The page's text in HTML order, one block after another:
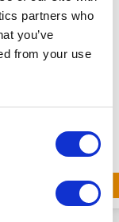
partners who
you’ve
from your use